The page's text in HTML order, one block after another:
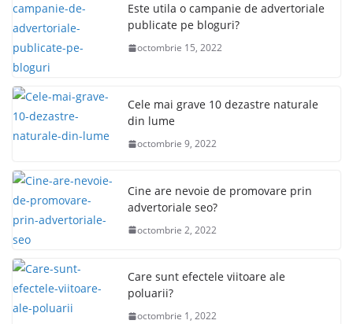
Este utila o campanie de advertoriale
publicate pe bloguri?
octombrie 15, 2022
Cele mai grave 10 dezastre naturale
din lume
octombrie 9, 2022
Cine are nevoie de promovare prin
advertoriale seo?
octombrie 2, 2022
Care sunt efectele viitoare ale
poluarii?
octombrie 1, 2022